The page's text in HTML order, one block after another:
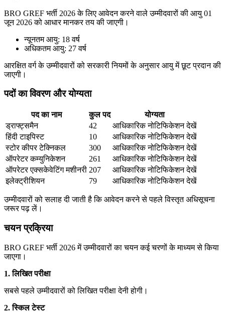
BRO GREF भर्ती 2026 के लिए आवेदन करने वाले उम्मीदवारों की आयु 01
जून 2026 को आधार मानकर तय की जाएगी।
न्यूनतम आयु: 18 वर्ष
अधिकतम आयु: 27 वर्ष
आरक्षित वर्ग के उम्मीदवारों को सरकारी नियमों के अनुसार आयु में छूट प्रदान की
जाएगी।
पदों का विवरण और योग्यता
पद का नाम कुल पद
योग्यता
ड्राफ्ट्समैन
42
आधिकारिक नोटिफिकेशन देखें
हिंदी टाइपिस्ट
10
आधिकारिक नोटिफिकेशन देखें
स्टोर कीपर टेक्निकल
300
आधिकारिक नोटिफिकेशन देखें
ऑपरेटर कम्युनिकेशन
261
आधिकारिक नोटिफिकेशन देखें
ऑपरेटर एक्सकेवेटिंग मशीनरी 207
आधिकारिक नोटिफिकेशन देखें
इलेक्ट्रीशियन
79 आधिकारिक नोटिफिकेशन देखें
उम्मीदवारों को सलाह दी जाती है कि आवेदन करने से पहले विस्तृत अधिसूचना
जरूर पढ़ लें।
चयन प्रक्रिया
BRO GREF भर्ती 2026 में उम्मीदवारों का चयन कई चरणों के माध्यम से किया
जाएगा।
1. लिखित परीक्षा
सबसे पहले उम्मीदवारों को लिखित परीक्षा देनी होगी।
2. स्किल टेस्ट